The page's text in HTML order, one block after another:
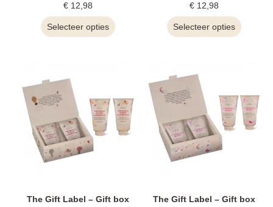
€ 12,98
Selecteer opties
€12,98
Selecteer opties
The Gift Label – Gift box The Gift Label – Gift box